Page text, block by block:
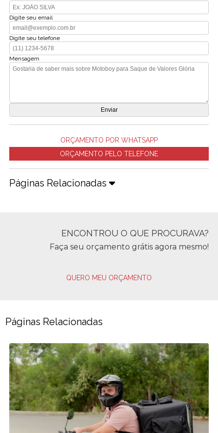
Digite seu email
Digite seu telefone
Mensagem
ORÇAMENTO POR WHATSAPP
ORÇAMENTO PELO TELEFONE
Páginas Relacionadas
ENCONTROU O QUE PROCURAVA?
Faça seu orçamento grátis agora mesmo!
QUERO MEU ORÇAMENTO
Páginas Relacionadas